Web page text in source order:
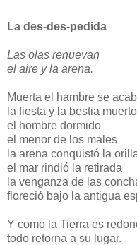
La des-des-pedida
Las olas renuevan
el aire y la arena.
Muerta el hambre se
la fiesta y la bestia muerto
el hombre dormido
el menor de los males
la arena conquistó la
el mar rindió la retirada
la venganza de las
floreció bajo la antigua
Y como la Tierra es
todo retorna a su lugar.